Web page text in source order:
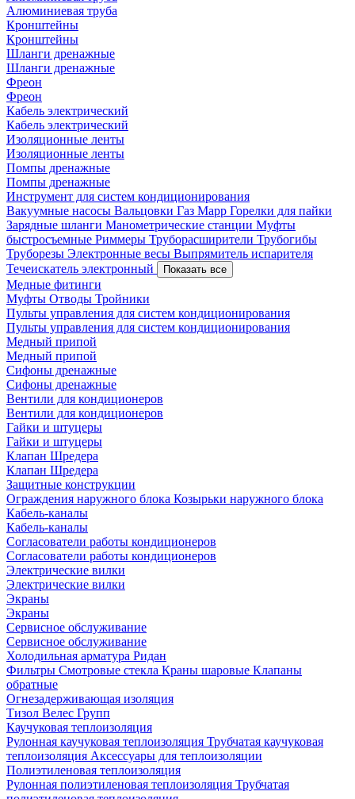
Алюминиевая труба
Кронштейны
Кронштейны
Шланги дренажные
Шланги дренажные
Фреон
Фреон
Кабель электрический
Кабель электрический
Изоляционные ленты
Изоляционные ленты
Помпы дренажные
Помпы дренажные
Инструмент для систем кондиционирования
Вакуумные насосы Вальцовки Газ Mapp Горелки для пайки
Зарядные шланги Манометрические станции Муфты
быстросъемные Риммеры Труборасширители Трубогибы
Труборезы Электронные весы Выпрямитель испарителя
Течеискатель электронный
Показать все
Медные фитинги
Муфты Отводы Тройники
Пульты управления для систем кондиционирования
Пульты управления для систем кондиционирования
Медный припой
Медный припой
Сифоны дренажные
Сифоны дренажные
Вентили для кондиционеров
Вентили для кондиционеров
Гайки и штуцеры
Гайки и штуцеры
Клапан Шредера
Клапан Шредера
Защитные конструкции
Ограждения наружного блока Козырьки наружного блока
Кабель-каналы
Кабель-каналы
Согласователи работы кондиционеров
Согласователи работы кондиционеров
Электрические вилки
Электрические вилки
Экраны
Экраны
Сервисное обслуживание
Сервисное обслуживание
Холодильная арматура Ридан
Фильтры Смотровые стекла Краны шаровые Клапаны
обратные
Огнезадерживающая изоляция
Тизол Велес Групп
Каучуковая теплоизоляция
Рулонная каучуковая теплоизоляция Трубчатая каучуковая
теплоизоляция Аксессуары для теплоизоляции
Полиэтиленовая теплоизоляция
Рулонная полиэтиленовая теплоизоляция Трубчатая